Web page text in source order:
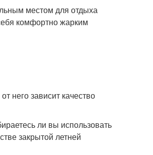
местом для отдыха
комфортно жарким
него зависит качество
ли вы использовать
закрытой летней